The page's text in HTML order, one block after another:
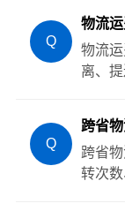
Q
物流运
物流
离、
Q
跨省
跨省
转次数